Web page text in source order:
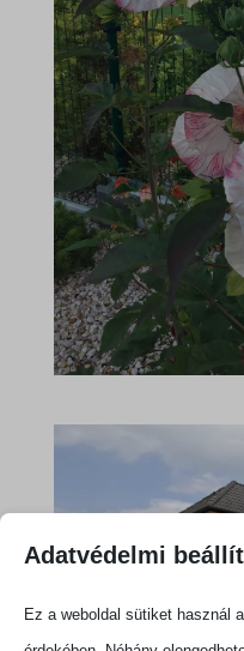
Adatvédelmi
Ez a weboldal sütiket használ